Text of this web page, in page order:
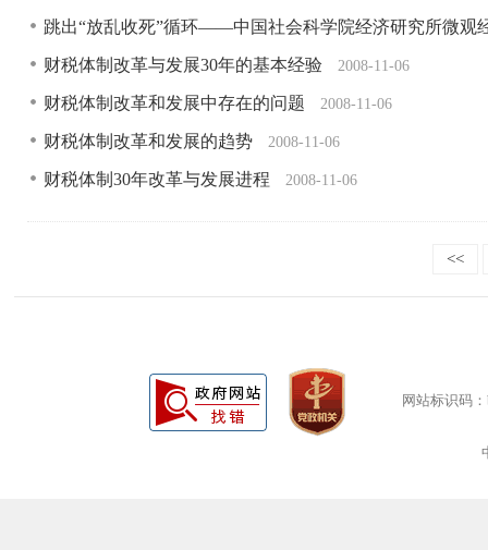
跳出“放乱收死”循环——中国社会科学院经济研究所微观
财税体制改革与发展30年的基本经验 2008-11-06
财税体制改革和发展中存在的问题 2008-11-06
财税体制改革和发展的趋势 2008-11-06
财税体制30年改革与发展进程 2008-11-06
<<
网站标识码